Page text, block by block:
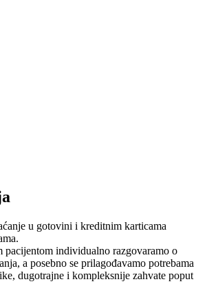
u gotovini i kreditnim karticama
pacijentom individualno razgovaramo o
a posebno se prilagođavamo potrebama
dugotrajne i kompleksnije zahvate poput